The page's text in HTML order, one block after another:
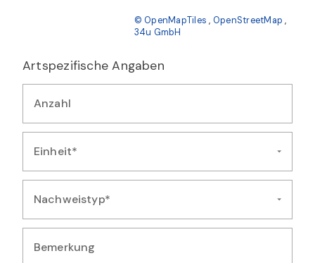
© OpenMapTiles , OpenStreetMap ,
34u GmbH
Artspezifische Angaben
Anzahl
Geben Sie die Anzahl der beobachteten Exemplare ein
Einheit*
Wählen Sie die Einheit für die Mengenangabe aus
Nachweistyp*
Wählen Sie die Art des Nachweises für diese Beobachtung
Bemerkung